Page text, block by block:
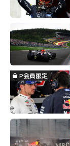
P会員限定